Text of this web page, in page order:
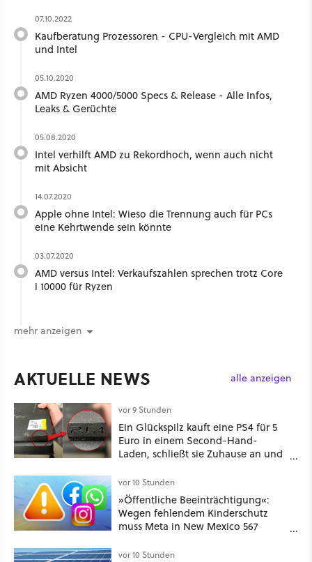
07.10.2022
Kaufberatung Prozessoren - CPU-Vergleich mit AMD
und Intel
05.10.2020
AMD Ryzen 4000/5000 Specs & Release - Alle Infos,
Leaks & Gerüchte
05.08.2020
Intel verhilft AMD zu Rekordhoch, wenn auch nicht
mit Absicht
14.07.2020
Apple ohne Intel: Wieso die Trennung auch für PCs
eine Kehrtwende sein könnte
03.07.2020
AMD versus Intel: Verkaufszahlen sprechen trotz Core
i 10000 für Ryzen
mehr anzeigen
AKTUELLE NEWS alle anzeigen
vor 9 Stunden
Ein Glückspilz kauft eine PS4 für 5
Euro in einem Second-Hand-
Laden, schließt sie Zuhause an und
funktionierende PlayStation [Best of
GameStar]
vor 10 Stunden
»Öffentliche Beeinträchtigung«:
Wegen fehlendem Kinderschutz
muss Meta in New Mexico 567
vor 10 Stunden